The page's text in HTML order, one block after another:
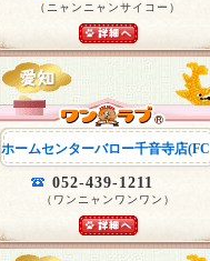
（ニャンニャンサイコー）
ホームセンターバロー千音寺店
052-439-1211
（ワンニャンワンワン）